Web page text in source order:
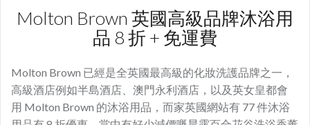
Molton Brown 英國高級品牌沐浴用
品 8 折 + 免運費
Molton Brown 已經是全英國最高級的化妝洗護品牌之一，
高級酒店例如半島酒店、澳門永利酒店，以及英女皇都會
用 Molton Brown 的沐浴用品，而家英國網站有 77 件沐浴